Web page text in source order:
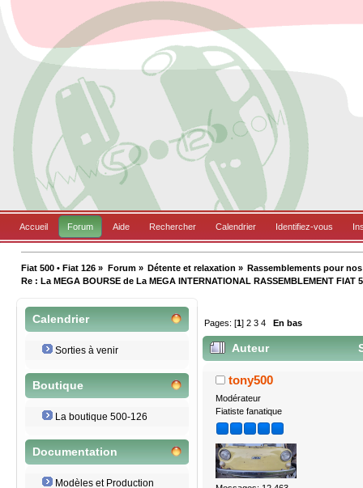
Accueil Forum Aide Rechercher Calendrier Identifiez-vous
Fiat 500 • Fiat 126 » Forum» Détente et relaxation » Rassemblements pour
Re : La MEGA BOURSE de La MEGA INTERNATIONAL RASSEMBLEMENT FIAT
Calendrier
Sorties à venir
Boutique
La boutique 500-126
Documentation
Modèles et Production
Pages: [1]2 3 4 En bas
Auteur
RASSEMBLEMENT FIAT
tony500
Modérateur
Fiatiste fanatique